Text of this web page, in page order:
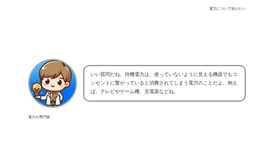
電力について知りたい
電力の専門家
いい質問だね。待機電力は、使っていないように見える機器でもコ
ンセントに繋がっていると消費されてしまう電力のことだよ。例え
ば、テレビやゲーム機、充電器などね。